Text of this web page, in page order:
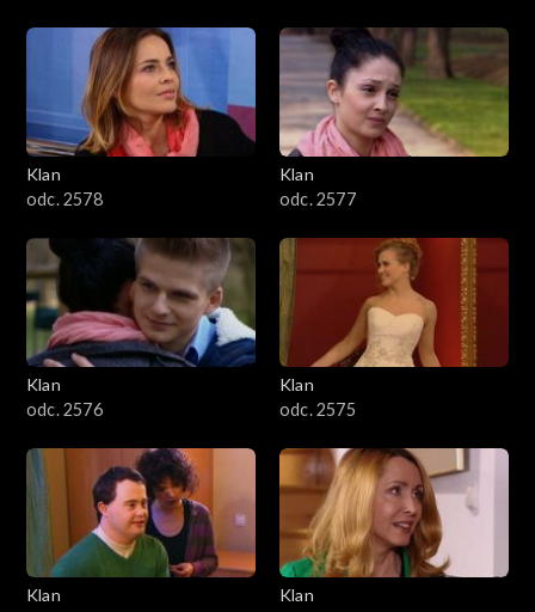
801–900
701–800
601–700
501–600
401–500
301–400
201–300
101–200
Klan
odc. 2578
Klan
odc. 2577
Klan
odc. 2576
Klan
odc. 2575
Klan
Klan